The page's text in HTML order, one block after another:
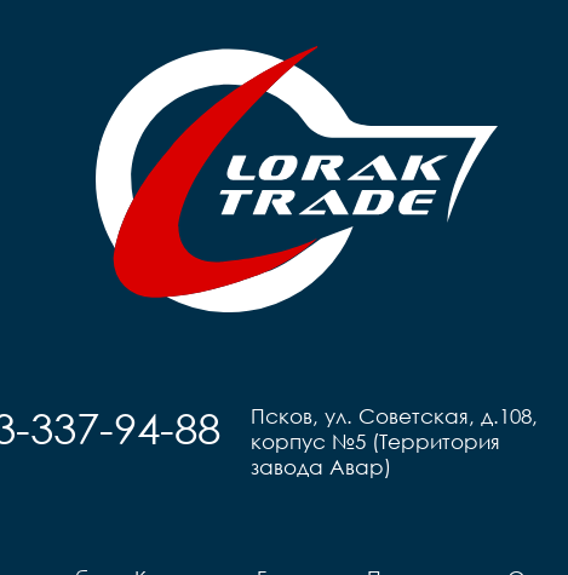
Псков, ул. Советская, д.108,
корпус №5 (Территория
завода Авар)
337-94-88